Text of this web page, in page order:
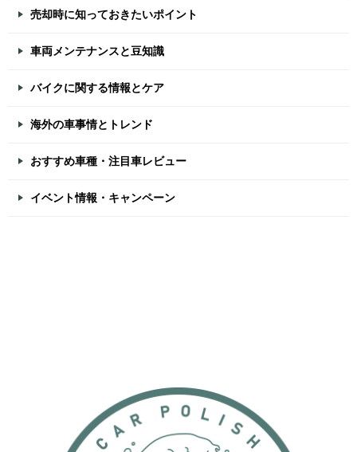
売却時に知っておきたいポイント
車両メンテナンスと豆知識
バイクに関する情報とケア
海外の車事情とトレンド
おすすめ車種・注目車レビュー
イベント情報・キャンペーン